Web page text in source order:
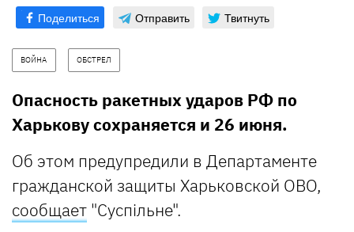
Поделиться Отправить Твитнуть
ВОЙНА ОБСТРЕЛ
Опасность ракетных ударов РФ по
Харькову сохраняется и 26 июня.
Об этом предупредили в Департаменте
гражданской защиты Харьковской ОВО,
сообщает "Суспільне".